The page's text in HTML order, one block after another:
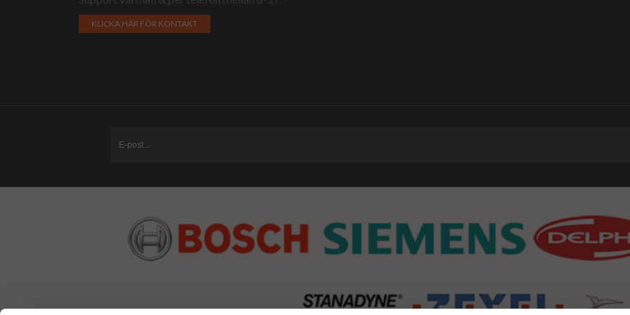
KLICKA HÄR FÖR KONTAKT